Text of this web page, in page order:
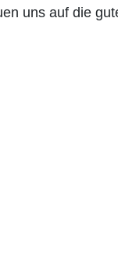
uns auf die